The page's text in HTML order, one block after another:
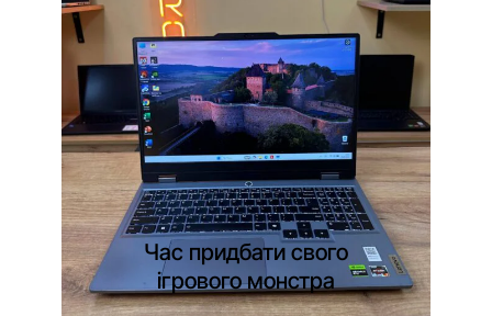
Час придбати свого
ігрового монстра